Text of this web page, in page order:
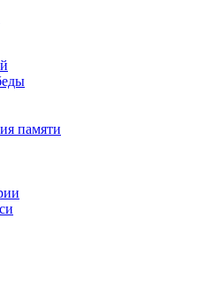
памяти